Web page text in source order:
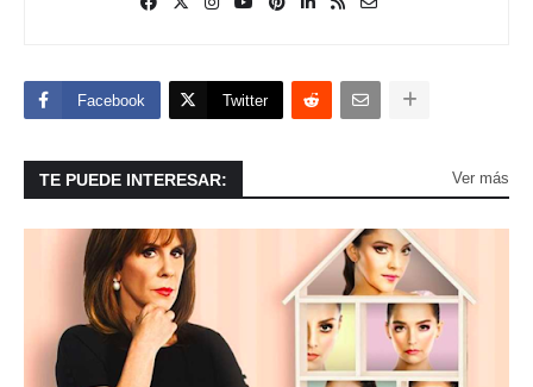
Facebook Twitter
TE PUEDE INTERESAR: Ver más